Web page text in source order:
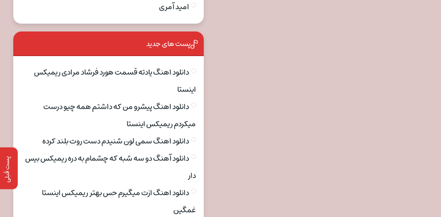
پست قبلی
امید آمری
پست های جدید
دانلود اهنگ یادته قسمت هورد فرشاد مرادی ریمیکس
اینستا
دانلود اهنگ پیشرو من که داشتم همه چیو درست
میکردم ریمیکس اینستا
دانلود اهنگ سمی لون شنیدم دست روت بلند کرده
دانلود آهنگ دو سه شبه که چشمام به دره ریمیکس بیس
دار
دانلود اهنگ ازت میگیرم حس بهتر ریمیکس اینستا
غمگین